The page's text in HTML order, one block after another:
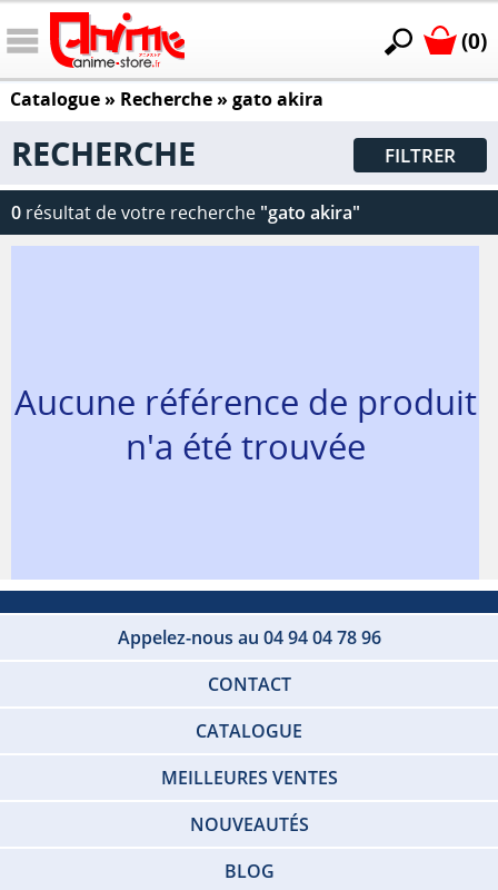
(0)
Catalogue» Recherche » gato akira
RECHERCHE FILTRER
0 résultat de votre recherche "gato akira"
Aucune référence de produit
n'a été trouvée
Appelez-nous au 04 94 04 78 96
CONTACT
CATALOGUE
MEILLEURES VENTES
NOUVEAUTÉS
BLOG